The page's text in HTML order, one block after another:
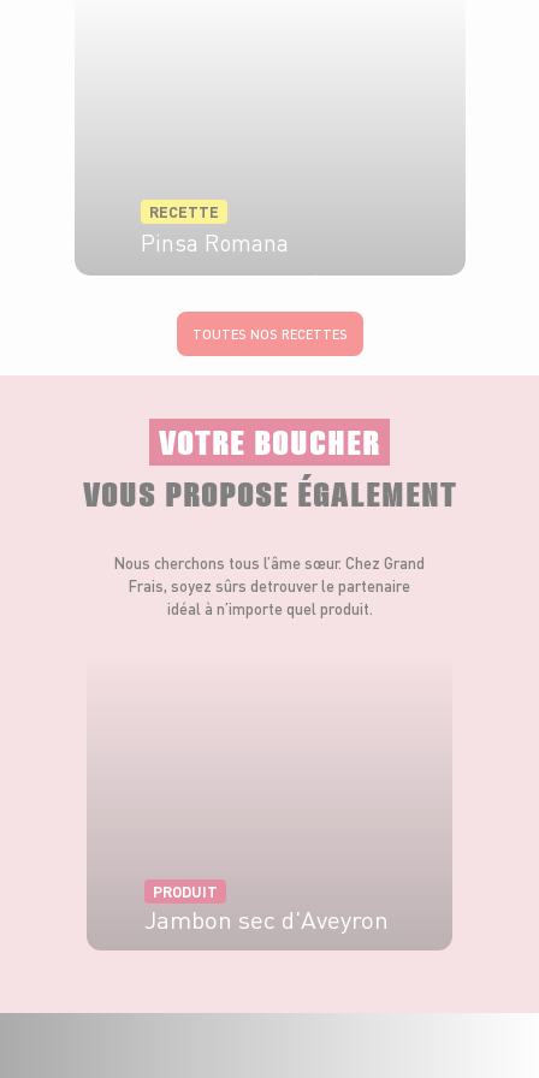
RECETTE
Pinsa Romana
TOUTES NOS RECETTES
VOTRE BOUCHER
VOUS PROPOSE ÉGALEMENT
Nous cherchons tous l’âme sœur. Chez Grand
Frais, soyez sûrs detrouver le partenaire
idéal à n’importe quel produit.
PRODUIT
Jambon sec d'Aveyron